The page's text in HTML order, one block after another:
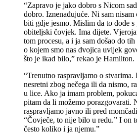
“Zapravo je jako dobro s Nicom
dobro. Iznenađujuće. Ni sam nisam
biti gdje jesmo. Mislim da to dođe s
obiteljski čovjek. Ima dijete.
tom procesu, a i ja sam došao do
o kojem smo nas dvojica uvijek
što je ikad bilo,” rekao je Hamilton.
“Trenutno raspravljamo o stvarima.
nesretni zbog nečega ili da nismo,
u lice. Ako ja imam problem,
pitam da li možemo porazgovarati.
raspravljamo javno ili pred
“Čovječe, to nije bilo u redu.” I on
često koliko i ja njemu.”